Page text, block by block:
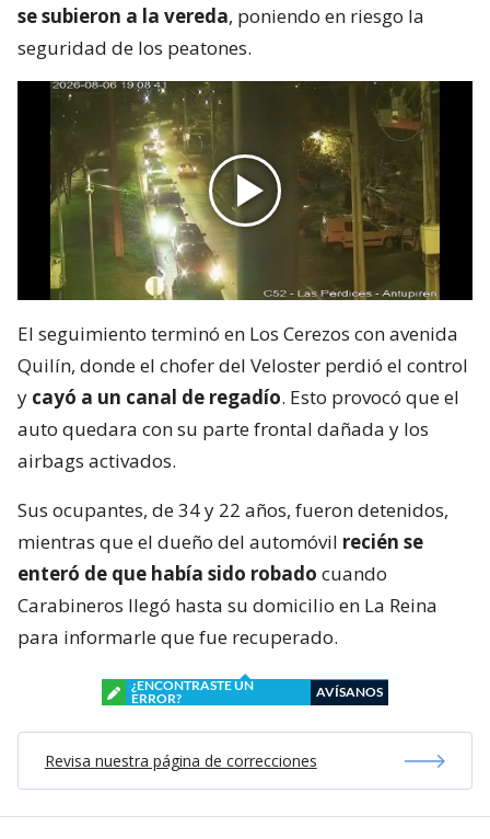
se subieron a la vereda, poniendo en riesgo la
seguridad de los peatones.
El seguimiento terminó en Los Cerezos con avenida
Quilín, donde el chofer del Veloster perdió el control
y cayó a un canal de regadío. Esto provocó que el
auto quedara con su parte frontal dañada y los
airbags activados.
Sus ocupantes, de 34 y 22 años, fueron detenidos,
mientras que el dueño del automóvil recién se
enteró de que había sido robado cuando
Carabineros llegó hasta su domicilio en La Reina
para informarle que fue recuperado.
¿ENCONTRASTE UN
ERROR?
AVÍSANOS
Revisa nuestra página de correcciones